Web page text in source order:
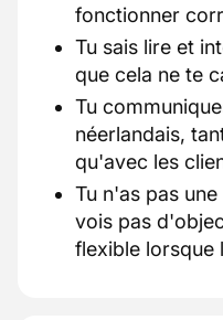
fonctionner
Tu sais lire et
que cela ne te
Tu
néerlandais,
qu'avec les
Tu n'as pas
vois pas
flexible lorsque